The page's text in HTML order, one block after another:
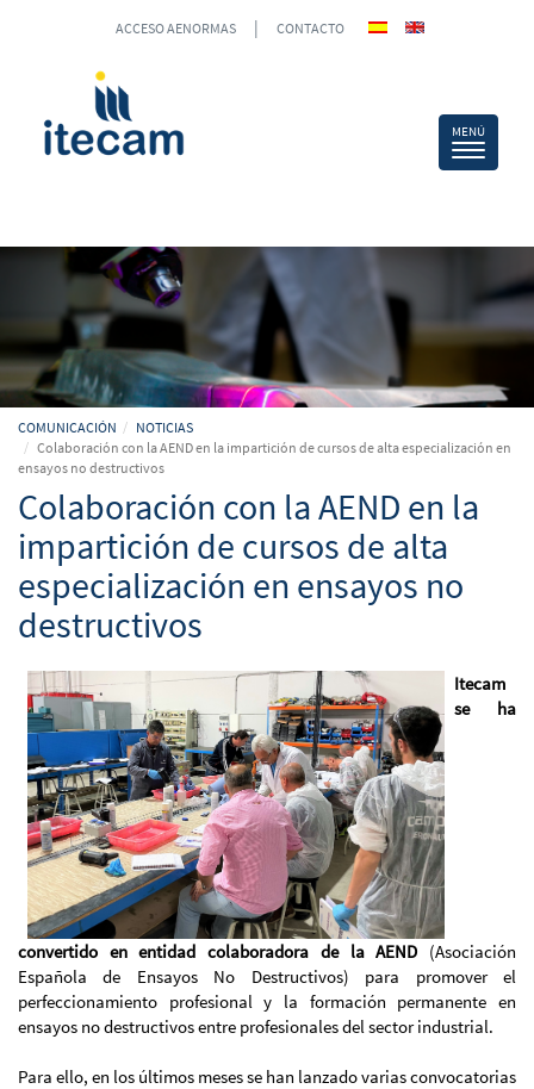
ACCESO AENORMAS | CONTACTO
COMUNICACIÓN
NOTICIAS
Colaboración con la AEND en la impartición de cursos de alta especialización en
ensayos no destructivos
Colaboración con la AEND en la
impartición de cursos de alta
especialización en ensayos no
destructivos
Itecam
se ha
convertido en entidad colaboradora de la AEND (Asociación
Española de Ensayos No Destructivos) para promover el
perfeccionamiento profesional y la formación permanente en
ensayos no destructivos entre profesionales del sector industrial.
Para ello, en los últimos meses se han lanzado varias convocatorias